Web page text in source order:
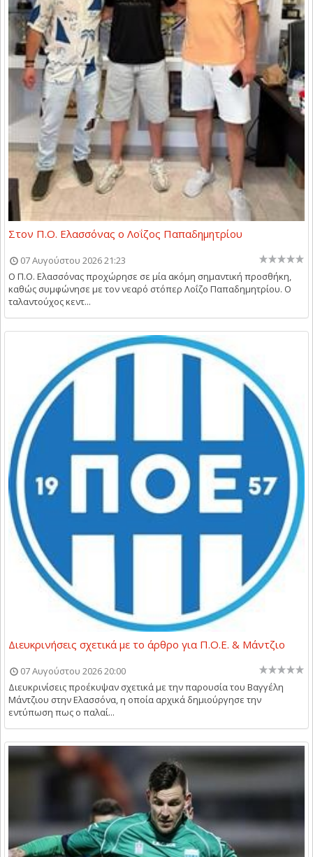
Στον Π.Ο. Ελασσόνας ο Λοΐζος Παπαδημητρίου
07 Αυγούστου 2026 21:23
Ο Π.Ο. Ελασσόνας προχώρησε σε μία ακόμη σημαντική προσθήκη,
καθώς συμφώνησε με τον νεαρό στόπερ Λοΐζο Παπαδημητρίου. Ο
ταλαντούχος κεντ...
Διευκρινήσεις σχετικά με το άρθρο για Π.Ο.Ε. & Μάντζιο
07 Αυγούστου 2026 20:00
Διευκρινίσεις προέκυψαν σχετικά με την παρουσία του Βαγγέλη
Μάντζιου στην Ελασσόνα, η οποία αρχικά δημιούργησε την
εντύπωση πως ο παλαί...